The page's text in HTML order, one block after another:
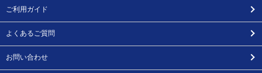
ご利用ガイド
よくあるご質問
お問い合わせ